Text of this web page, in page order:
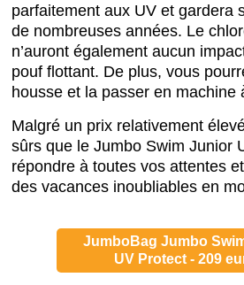
parfaitement aux UV et gardera
de nombreuses années. Le
n’auront également aucun
pouf flottant. De plus, vous
housse et la passer en machine
Malgré un prix relativement
sûrs que le Jumbo Swim Junior
répondre à toutes vos attentes
des vacances inoubliables en
JumboBag Jumbo
UV Protect - 209